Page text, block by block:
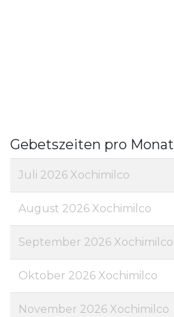
Gebetszeiten pro Monat
Juli 2026 Xochimilco
August 2026 Xochimilco
September 2026 Xochimilco
Oktober 2026 Xochimilco
November 2026 Xochimilco